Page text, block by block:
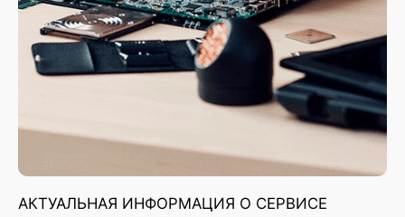
АКТУАЛЬНАЯ ИНФОРМАЦИЯ О СЕРВИСЕ